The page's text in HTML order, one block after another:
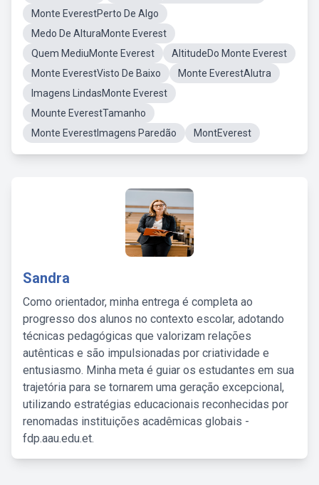
Monte EverestPerto De Algo
Medo De AlturaMonte Everest
Quem MediuMonte Everest
AltitudeDo Monte Everest
Monte EverestVisto De Baixo
Monte EverestAlutra
Imagens LindasMonte Everest
Mounte EverestTamanho
Monte EverestImagens Paredão
MontEverest
Sandra
Como orientador, minha entrega é completa ao
progresso dos alunos no contexto escolar, adotando
técnicas pedagógicas que valorizam relações
autênticas e são impulsionadas por criatividade e
entusiasmo. Minha meta é guiar os estudantes em sua
trajetória para se tornarem uma geração excepcional,
utilizando estratégias educacionais reconhecidas por
renomadas instituições acadêmicas globais -
fdp.aau.edu.et.